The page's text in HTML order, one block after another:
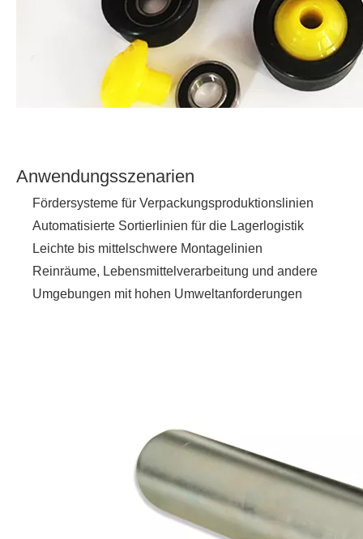
Anwendungsszenarien
Fördersysteme für Verpackungsproduktionslinien
Automatisierte Sortierlinien für die Lagerlogistik
Leichte bis mittelschwere Montagelinien
Reinräume, Lebensmittelverarbeitung und andere
Umgebungen mit hohen Umweltanforderungen